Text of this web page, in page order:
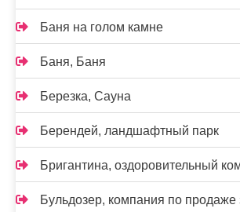
Баня на голом камне
Баня, Баня
Березка, Сауна
Берендей, ландшафтный парк
Бригантина, оздоровительный
Бульдозер, компания по продаже